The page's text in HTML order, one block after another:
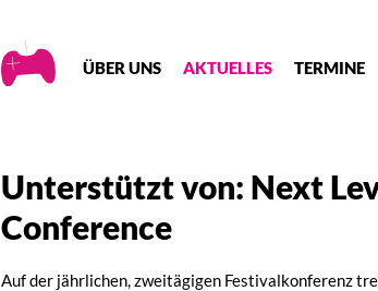
Creative
Gaming
ÜBER UNS AKTUELLES TERMINE
Unterstützt von: Next
Conference
Auf der jährlichen, zweitägigen Festivalkonferenz